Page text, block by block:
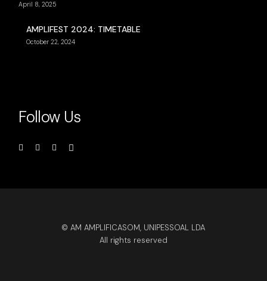
April 8, 2025
AMPLIFEST 2024: TIMETABLE
October 22, 2024
Follow Us
© AM AMPLIFICASOM, UNIPESSOAL LDA
All rights reserved